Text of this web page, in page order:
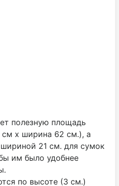
полезную площадь
см х ширина 62 см.), а
21 см. для сумок
им было удобнее
по высоте (3 см.)